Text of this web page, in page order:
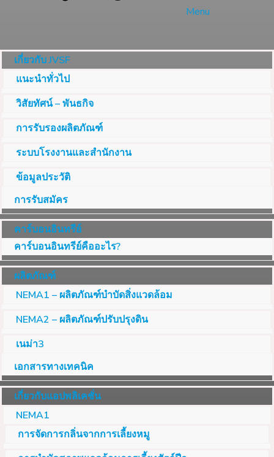
Menu
เกี่ยวกับ JVSF
แนะนำทั่วไป
วิสัยทัศน์ – พันธกิจ
การรับรองผลิตภัณฑ์
ระบบโรงงานและสำนักงาน
ข้อมูลประวัติ
การรับสมัคร
คาร์บอนอินทรีย์
คาร์บอนอินทรีย์คืออะไร?
ผลิตภัณฑ์
NEMA1 – ผลิตภัณฑ์บำบัดสิ่งแวดล้อม
NEMA2 – ผลิตภัณฑ์ปรับปรุงดิน
เนม่า3
เอกสารทางเทคนิค
เกี่ยวกับแอปพลิเคชั่น
NEMA1
การจัดการกลิ่นจากการเลี้ยงหมู